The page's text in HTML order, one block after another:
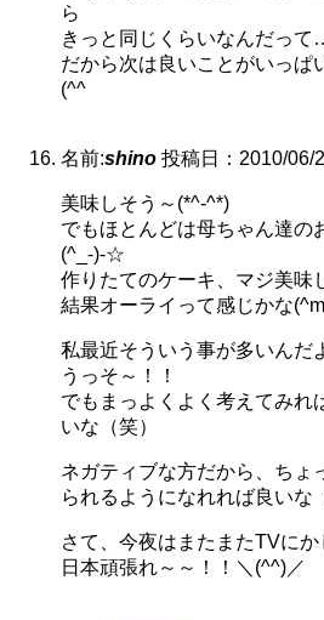
ら
きっと同じくらいなんだっ
だから次は良いことがいっぱ
(^^ゞ
名前:shino 投稿日：2010/06/
美味しそう～(*^-^*)
でもほとんどは母ちゃん達の
(^_-)-☆
作りたてのケーキ、マジ美味
結果オーライって感じかな
私最近そういう事が多いんだ
うっそ～！！
でもまっよくよく考えてみれ
いな（笑）
ネガティブな方だから、ちょ
られるようになれれば良いな
さて、今夜はまたまたTVにか
日本頑張れ～～！！＼(^^)／